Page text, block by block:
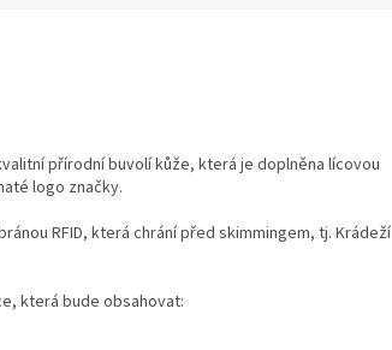
přírodní buvolí kůže, která je doplněna lícovou
logo značky.
RFID, která chrání před skimmingem, tj. Krádeží
která bude obsahovat: